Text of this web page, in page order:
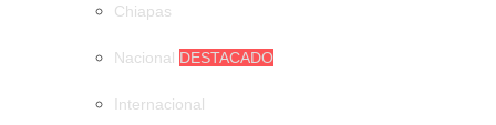
Chiapas
Nacional DESTACADO
Internacional